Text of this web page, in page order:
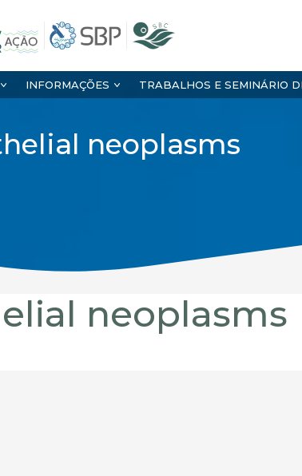
neoplasms
INFORMAÇÕES TRABALHOS E SEMINÁRIO
neoplasms